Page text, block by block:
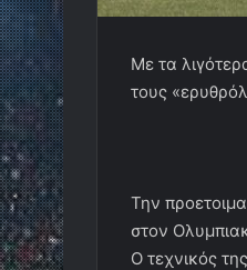
Με τα
τους
Την
στον
Ο τεχνικός